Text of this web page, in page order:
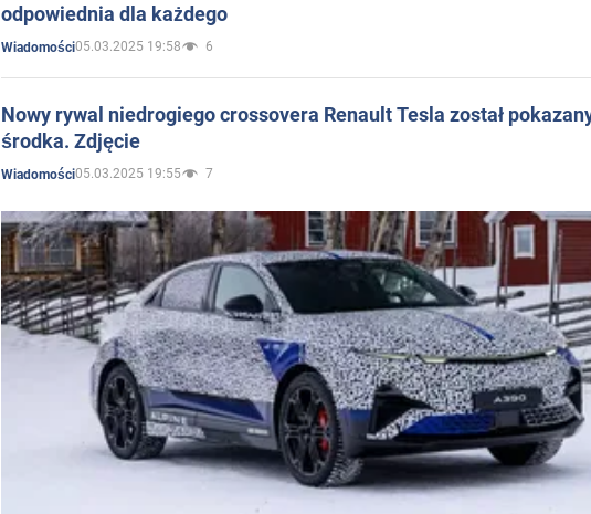
odpowiednia dla każdego
Wiadomości05.03.2025 19:58 6
Nowy rywal niedrogiego crossovera Renault Tesla został
środka. Zdjęcie
Wiadomości05.03.2025 19:55 7